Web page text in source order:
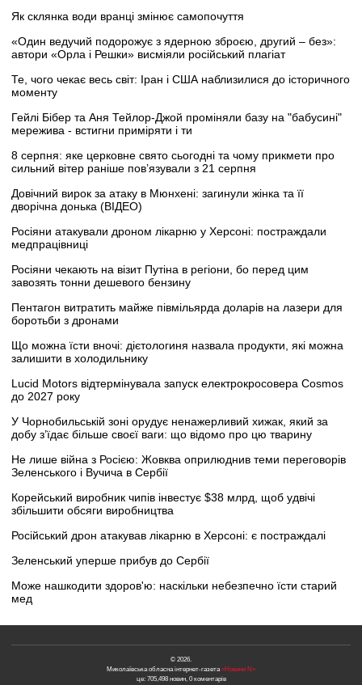
Як склянка води вранці змінює самопочуття
«Один ведучий подорожує з ядерною зброєю, другий – без»:
автори «Орла і Решки» висміяли російський плагіат
Те, чого чекає весь світ: Іран і США наблизилися до історичного
моменту
Гейлі Бібер та Аня Тейлор-Джой проміняли базу на "бабусині"
мережива - встигни приміряти і ти
8 серпня: яке церковне свято сьогодні та чому прикмети про
сильний вітер раніше пов’язували з 21 серпня
Довічний вирок за атаку в Мюнхені: загинули жінка та її
дворічна донька (ВІДЕО)
Росіяни атакували дроном лікарню у Херсоні: постраждали
медпрацівниці
Росіяни чекають на візит Путіна в регіони, бо перед цим
завозять тонни дешевого бензину
Пентагон витратить майже півмільярда доларів на лазери для
боротьби з дронами
Що можна їсти вночі: дієтологиня назвала продукти, які можна
залишити в холодильнику
Lucid Motors відтермінувала запуск електрокросовера Cosmos
до 2027 року
У Чорнобильській зоні орудує ненажерливий хижак, який за
добу з’їдає більше своєї ваги: що відомо про цю тварину
Не лише війна з Росією: Жовква оприлюднив теми переговорів
Зеленського і Вучича в Сербії
Корейський виробник чипів інвестує $38 млрд, щоб удвічі
збільшити обсяги виробництва
Російський дрон атакував лікарню в Херсоні: є постраждалі
Зеленський уперше прибув до Сербії
Може нашкодити здоров'ю: наскільки небезпечно їсти старий
мед
© 2026.
Миколаївська обласна інтернет-газета«Новини N»
це: 705,498 новин, 0 коментарів